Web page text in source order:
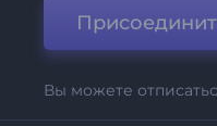
Вы можете